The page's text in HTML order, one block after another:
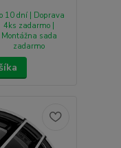
10 dní | Doprava
4ks zadarmo |
Montážna sada
zadarmo